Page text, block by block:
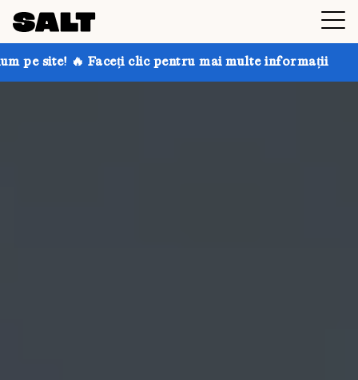
Faceți clic pentru mai multe informații Obțineți